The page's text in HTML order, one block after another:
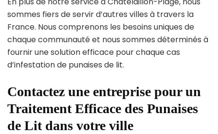
sommes fiers de servir d’autres villes à travers la
France. Nous comprenons les besoins uniques de
chaque communauté et nous sommes déterminés à
fournir une solution efficace pour chaque cas
d’infestation de punaises de lit.
Contactez une entreprise pour un
Traitement Efficace des Punaises
de Lit dans votre ville